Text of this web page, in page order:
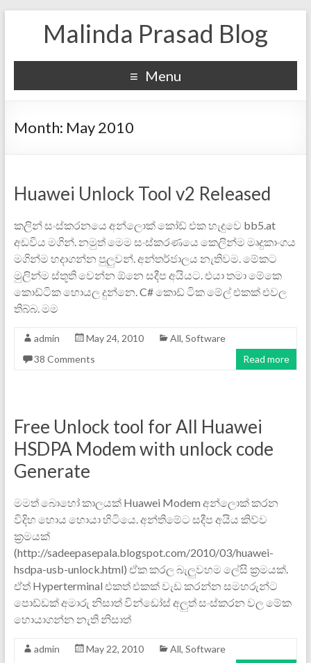
Malinda Prasad Blog
Menu
Month: May 2010
Huawei Unlock Tool v2 Released
කලින් සංස්කරනයෙ අන්ලොක් කෝඩ් එක හැදුවෙ bb5.at
අඩවිය මගින්. නමුත් මෙම සංස්කරණයෙ කෙලින්ම මෘදුකාංගය
මගින්ම හදාගන්න පුලුවන්. අන්තර්ජාලය නැතිවම‍. මේකට
මුලින්ම ස්තූති වෙන්න ඕනෙ සදීප අයියට. එයා තමා මේකෙ
කොඩ්ටික හොයල දුන්නෙ. C# කොඩ් ටික මේල් එකක් එවල
තිබ්බ. මම
admin May 24, 2010 All, Software
38 Comments
Read more
Free Unlock tool for All Huawei
HSDPA Modem with unlock code
Generate
මමත් බොහෝ කාලයක් Huawei Modem අන්ලොක් කරන
විදිහ හොය හොයා හිටියෙ. අන්තිමේට සදීප අයිය කිව්ව
ක්‍රමයක්
(http://sadeepasepala.blogspot.com/2010/03/huawei-
hsdpa-usb-unlock.html) ඒක කරල බැලුවහම ලේසි ක්‍රමයක්.
ඒත් Hyperterminal එකත් එකක් වැඩ කරන්න සමහරුන්ට
පොඩ්ඩක් අමාරු නිසාත් වින්ඩෝස් අලුත් සංස්කරන වල මේක
‍හොයාගන්න නැති නිසාත්
admin May 22, 2010 All, Software